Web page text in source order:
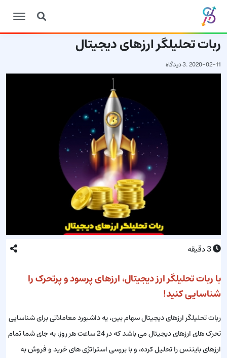
ربات تحلیلگر ارزهای دیجیتال
2020-02-11
.3 دیدگاه
3دقیقه
با ربات تحلیلگر ارز دیجیتال، ارزهای پرسود و پرتحرک را
شناسایی کنید!
ربات تحلیلگر ارزهای دیجیتال سهام بین، یه داشبورد معاملاتی برای شناسایی
تحرک های ارزهای دیجیتال می باشد که در 24 ساعت هر روز، به جای شما تمام
ارزهای بایننس را تحلیل کرده، و با بررسی استراتژی های خرید و فروش به